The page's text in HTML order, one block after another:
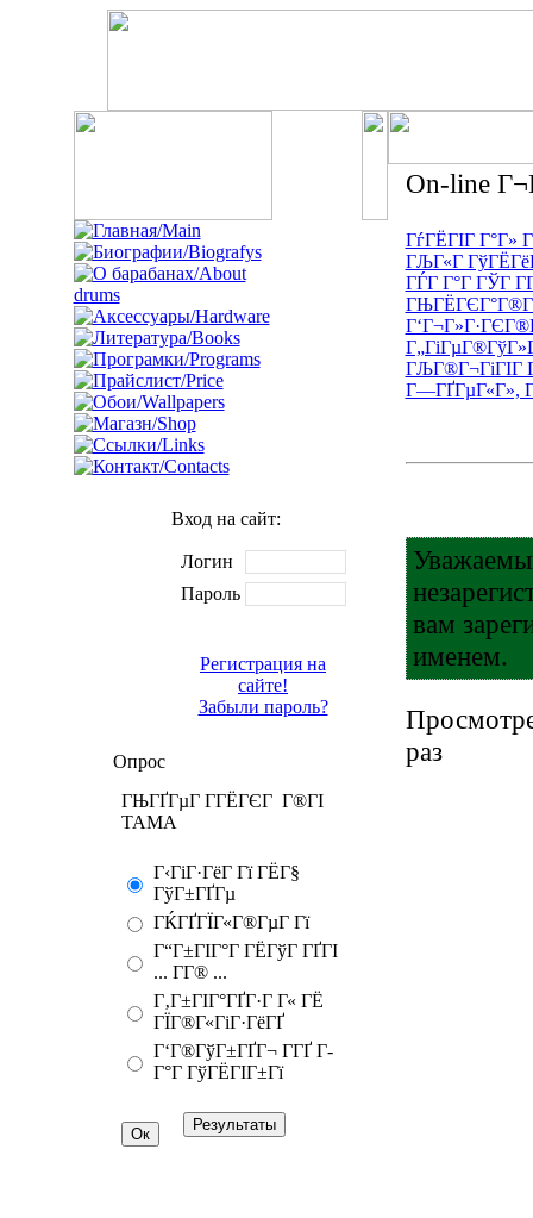
Вход на сайт:
Логин
Пароль
Регистрация на
сайте!
Забыли пароль?
Опрос
ГЊГҐГµГ Г­ГЁГЄГ Г®ГІ
TAMA
Г‹ГіГ·ГёГ Гї ГЁГ§
ГўГ±ГҐГµ
ГЌГҐГЇГ«Г®ГµГ Гї
Г“Г±ГІГ°Г ГЁГўГ ГҐГІ
... Г­Г® ...
Г‚Г±ГІГ°ГҐГ·Г Г« ГЁ
ГЇГ®Г«ГіГ·ГёГҐ
Г‘Г®ГўГ±ГҐГ¬ Г­ГҐ Г­
Г°Г ГўГЁГІГ±Гї
On-line
ГѓГЁГІГ Г°Г»
ГЉГ«Г
ГЃГ Г°Г ГЎГ
ГЉГ®Г¬ГіГІГ
Г—ГҐГµГ«Г»,
вам
именем.
раз